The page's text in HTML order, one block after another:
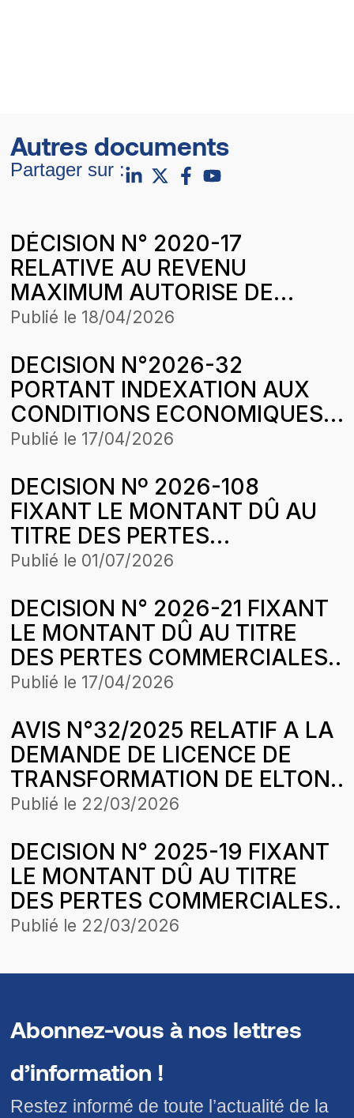
Autres documents
Partager sur :
DÉCISION N° 2020-17
RELATIVE AU REVENU
MAXIMUM AUTORISE DE
SENELEC EN 2020 AUX
DU 1ER JANVIER
Publié le 18/04/2026
DECISION N°2026-32
PORTANT INDEXATION AUX
CONDITIONS ECONOMIQUES
DU 1er JANVIER 2026 DES
D’ENERGIE ELECTRIQUE
APPLICABLES PAR COMASEL
SA DANS LA CONCESSION
DAGANA-PODOR-SAINT-
Publié le 17/04/2026
DECISION Nº 2026-108
FIXANT LE MONTANT DÛ AU
TITRE DES PERTES
COMMERCIALES SUBIES PAR
TRADING & SERVICE SUR DES
CESSIONS DE GAZ BUTANE
POUR LA PERIODE
D’APPLICATION DE LA
AVRIL 2026
Publié le 01/07/2026
DECISION N° 2026-21 FIXANT
LE MONTANT DÛ AU TITRE
DES PERTES COMMERCIALES
SUBIES PAR LA SOCIETE
D’APPLICATION DE LA
STRUCTURE DES PRIX DU 4
JANVIER 2025
Publié le 17/04/2026
AVIS N°32/2025 RELATIF A LA
DEMANDE DE LICENCE DE
TRANSFORMATION DE ELTON
LOGISTICS & SERVICES SA
Publié le 22/03/2026
DECISION N° 2025-19 FIXANT
LE MONTANT DÛ AU TITRE
DES PERTES COMMERCIALES
SUBIES PAR LA SOCIETE
BOUSSO (LMDB) SA SUR LA
LA STRUCTURE DES PRIX DU
04 JANVIER 2025
Publié le 22/03/2026
Abonnez-vous à nos lettres
d’information !
Restez informé de toute l’actualité de la